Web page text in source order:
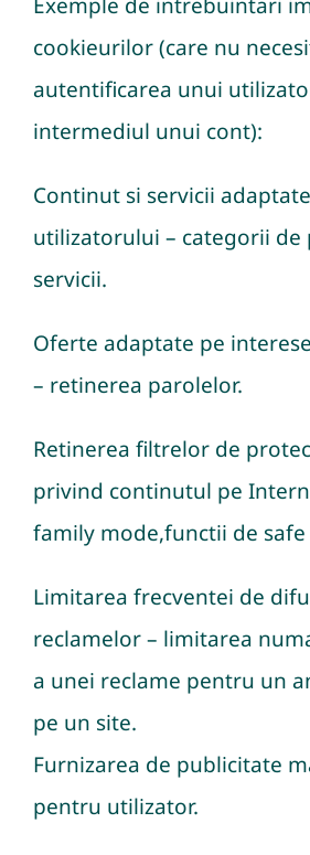
Exemple de intrebuintari
cookieurilor (care nu
autentificarea unui
intermediul unui cont):
Continut si servicii
utilizatorului – categorii de
servicii.
Oferte adaptate pe
– retinerea parolelor.
Retinerea filtrelor de
privind continutul pe
family mode,functii de safe
Limitarea frecventei de
reclamelor – limitarea
a unei reclame pentru un
pe un site.
Furnizarea de publicitate
pentru utilizator.